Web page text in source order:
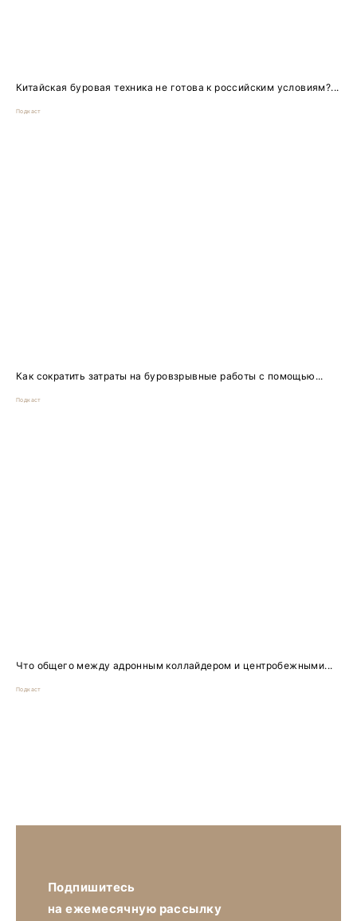
Китайская буровая техника не готова к российским условиям?...
Подкаст
Как сократить затраты на буровзрывные работы с помощью...
Подкаст
Что общего между адронным коллайдером и центробежными...
Подкаст
Подпишитесь
на ежемесячную рассылку